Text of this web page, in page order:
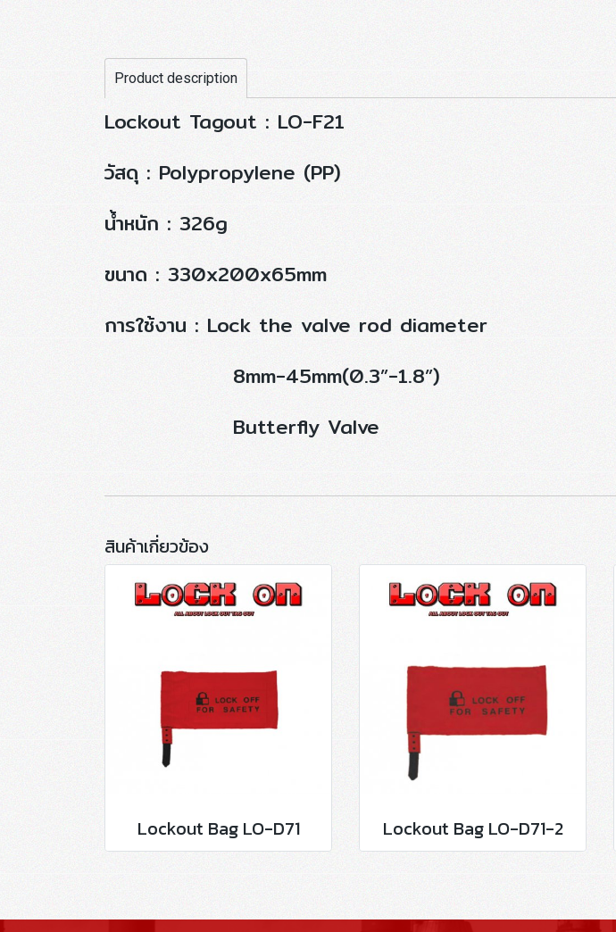
Product description
Lockout Tagout : LO-F21
วัสดุ : Polypropylene (PP)
น้ำหนัก : 326g
ขนาด : 330x200x65mm
การใช้งาน : Lock the valve rod diameter
8mm-45mm(0.3”-1.8”)
Butterfly Valve
สินค้าเกี่ยวข้อง
Lockout Bag LO-D71 Lockout Bag LO-D71-2